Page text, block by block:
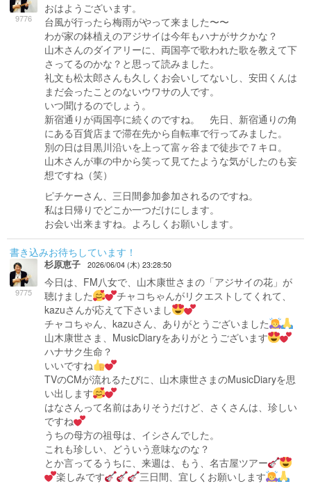
9776
おはようございます。
台風が行ったら梅雨がやって来ました〜〜
わが家の鉢植えのアジサイは今年もハナがサクかな？
山木さんのダイアリーに、両国亭で歌われた歌を教えて下
さってるのかな？と思って読みました。
礼文も松太郎さんも久しくお会いしてないし、安田くんは
まだ会ったことのないウワサの人です。
いつ聞けるのでしょう。
新宿通りが両国亭に続くのですね。 先日、新宿通りの角
にある百貨店まで滞在先から自転車で行ってみました。
別の日は目黒川沿いを上って富ヶ谷まで徒歩で７キロ。
山木さんが車の中から笑って見てたような気がしたのも妄
想ですね（笑）
ピチケーさん、三日間参加参加されるのですね。
私は日帰りでどこか一つだけにします。
お会い出来ますね。よろしくお願いします。
書き込みお待ちしています！
9775
杉原恵子 2026/06/04 (木) 23:28:50
今日は、FM八女で、山木康世さまの「アジサイの花」が
聴けました
チャコちゃんがリクエストしてくれて、
kazuさんが応えて下さいまし
チャコちゃん、kazuさん、ありがとうございました
山木康世さま、MusicDiaryをありがとうございます
ハナサク生命？
いいですね
TVのCMが流れるたびに、山木康世さまのMusicDiaryを思
い出します
はなさんって名前はありそうだけど、さくさんは、珍しい
ですね
うちの母方の祖母は、イシさんでした。
これも珍しい、どういう意味なのな？
とか言ってるうちに、来週は、もう、名古屋ツアー
楽しみです
三日間、宜しくお願いします